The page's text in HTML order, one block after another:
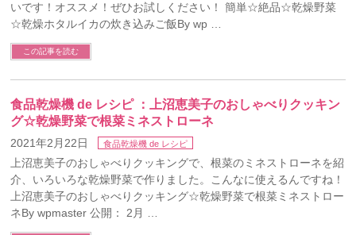
いです！オススメ！ぜひお試しください！ 簡単☆絶品☆乾燥野菜
☆乾燥ホタルイカの炊き込みご飯By wp …
この記事を読む
食品乾燥機 de レシピ ：上沼恵美子のおしゃべりクッキン
グ☆乾燥野菜で根菜ミネストローネ
2021年2月22日 食品乾燥機 de レシピ
上沼恵美子のおしゃべりクッキングで、根菜のミネストローネを紹
介、いろいろな乾燥野菜で作りました。こんなに使えるんですね！
上沼恵美子のおしゃべりクッキング☆乾燥野菜で根菜ミネストロー
ネBy wpmaster 公開： 2月 …